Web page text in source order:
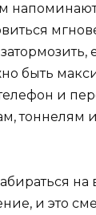
быть
и
тоннелям
и это